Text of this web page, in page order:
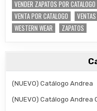
VENDER ZAPATOS POR CATALOGO
VENTA POR CATALOGO
WESTERN WEAR
ZAPATOS
(NUEVO) Catálogo Andrea
(NUEVO) Catálogo Andrea